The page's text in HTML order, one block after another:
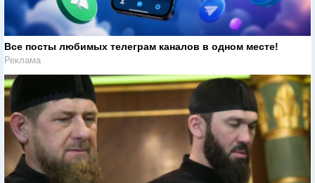
Все посты любимых телеграм каналов в одном месте!
Реклама